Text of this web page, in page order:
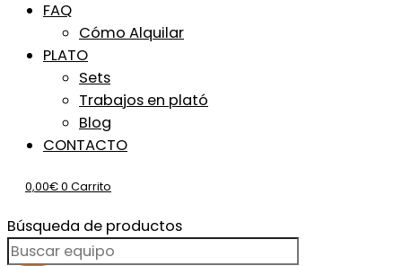
FAQ
Cómo Alquilar
PLATO
Sets
Trabajos en plató
Blog
CONTACTO
0,00€0 Carrito
Búsqueda de productos